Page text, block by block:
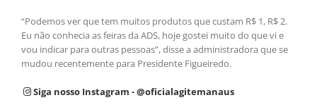
“Podemos ver que tem muitos produtos que custam R$ 1, R$ 2.
Eu não conhecia as feiras da ADS, hoje gostei muito do que vi e
vou indicar para outras pessoas”, disse a administradora que se
mudou recentemente para Presidente Figueiredo.
Siga nosso Instagram - @oficialagitemanaus